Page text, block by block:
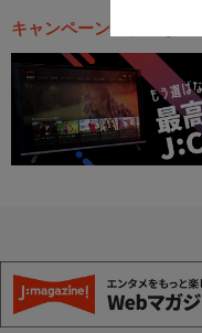
キャンペーン・お得な情報